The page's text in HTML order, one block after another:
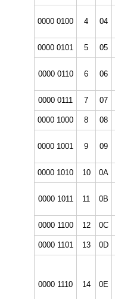
0000 0100 4 04
0000 0101 5 05
0000 0110 6 06
0000 0111 7 07
0000 1000 8 08
0000 1001 9 09
0000 1010 10 0A
0000 1011 11 0B
0000 1100 12 0C
0000 1101 13 0D
0000 1110 14 0E